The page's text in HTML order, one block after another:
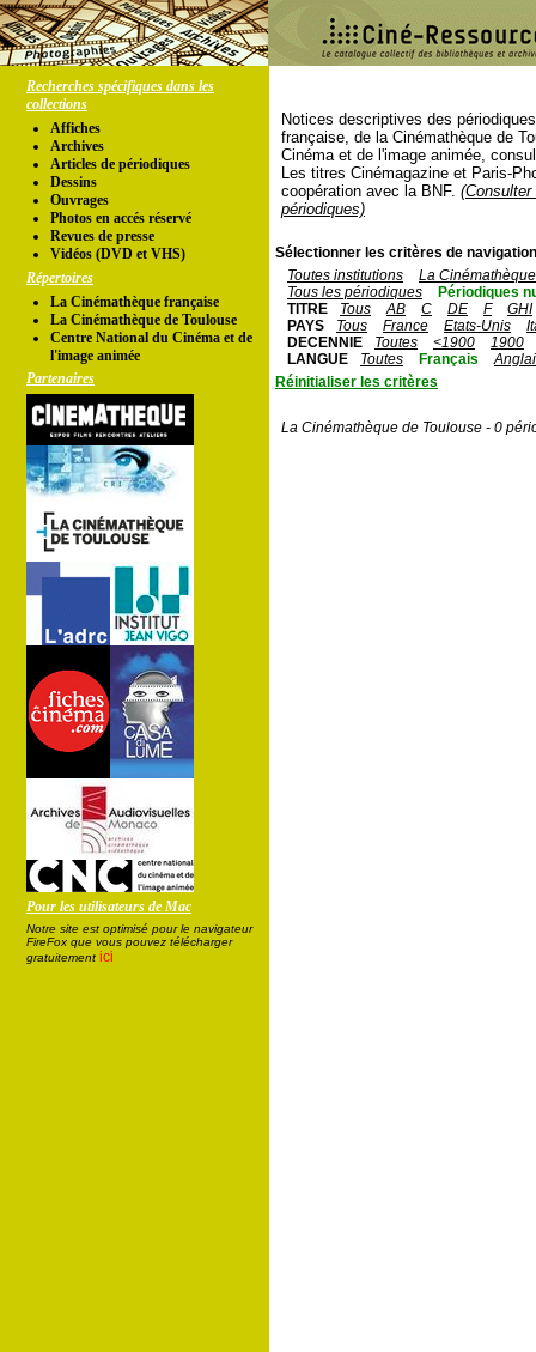
Recherches spécifiques dans les
collections
Affiches
Archives
Articles de périodiques
Dessins
Ouvrages
Photos en accés réservé
Revues de presse
Vidéos (DVD et VHS)
Répertoires
La Cinémathèque française
La Cinémathèque de Toulouse
Centre National du Cinéma et de
l'image animée
Partenaires
Pour les utilisateurs de Mac
Notre site est optimisé pour le navigateur
FireFox que vous pouvez télécharger
gratuitement ici
Notices descriptives des
française, de la Cinémathèque de
Cinéma et de l'image animée,
Les titres Cinémagazine et Paris-
coopération avec la BNF.
périodiques)
Sélectionner les critères de
Toutes institutions
La
Tous les périodiques
Périodiques
TITRE
Tous AB C DE F
GHI
PAYS
Tous France Etats-Unis
DECENNIE
Toutes <1900
1900
LANGUE
Toutes Français
Réinitialiser les critères
La Cinémathèque de Toulouse - 0